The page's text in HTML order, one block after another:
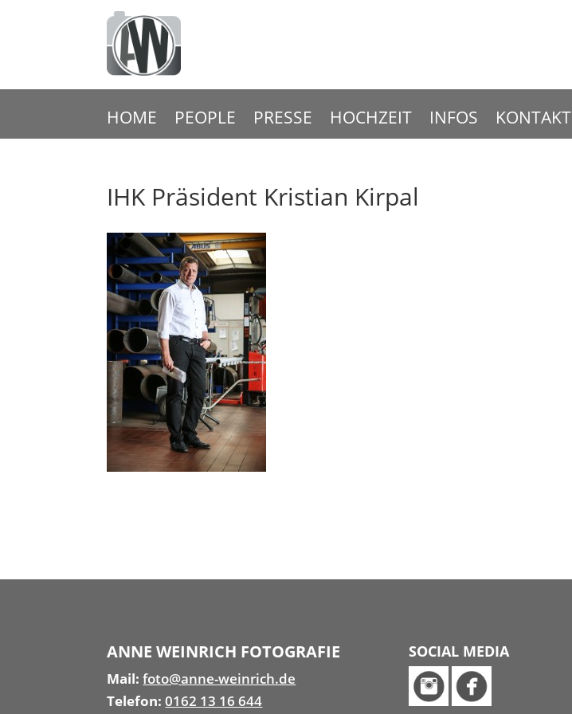
HOME PEOPLE PRESSE HOCHZEIT INFOS KONTAKT
IHK Präsident Kristian Kirpal
ANNE WEINRICH FOTOGRAFIE
Mail:foto@anne-weinrich.de
Telefon:0162 13 16 644
SOCIAL MEDIA